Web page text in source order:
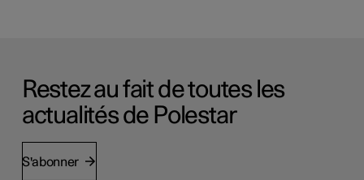
Restez au fait de toutes les
actualités de Polestar
S'abonner